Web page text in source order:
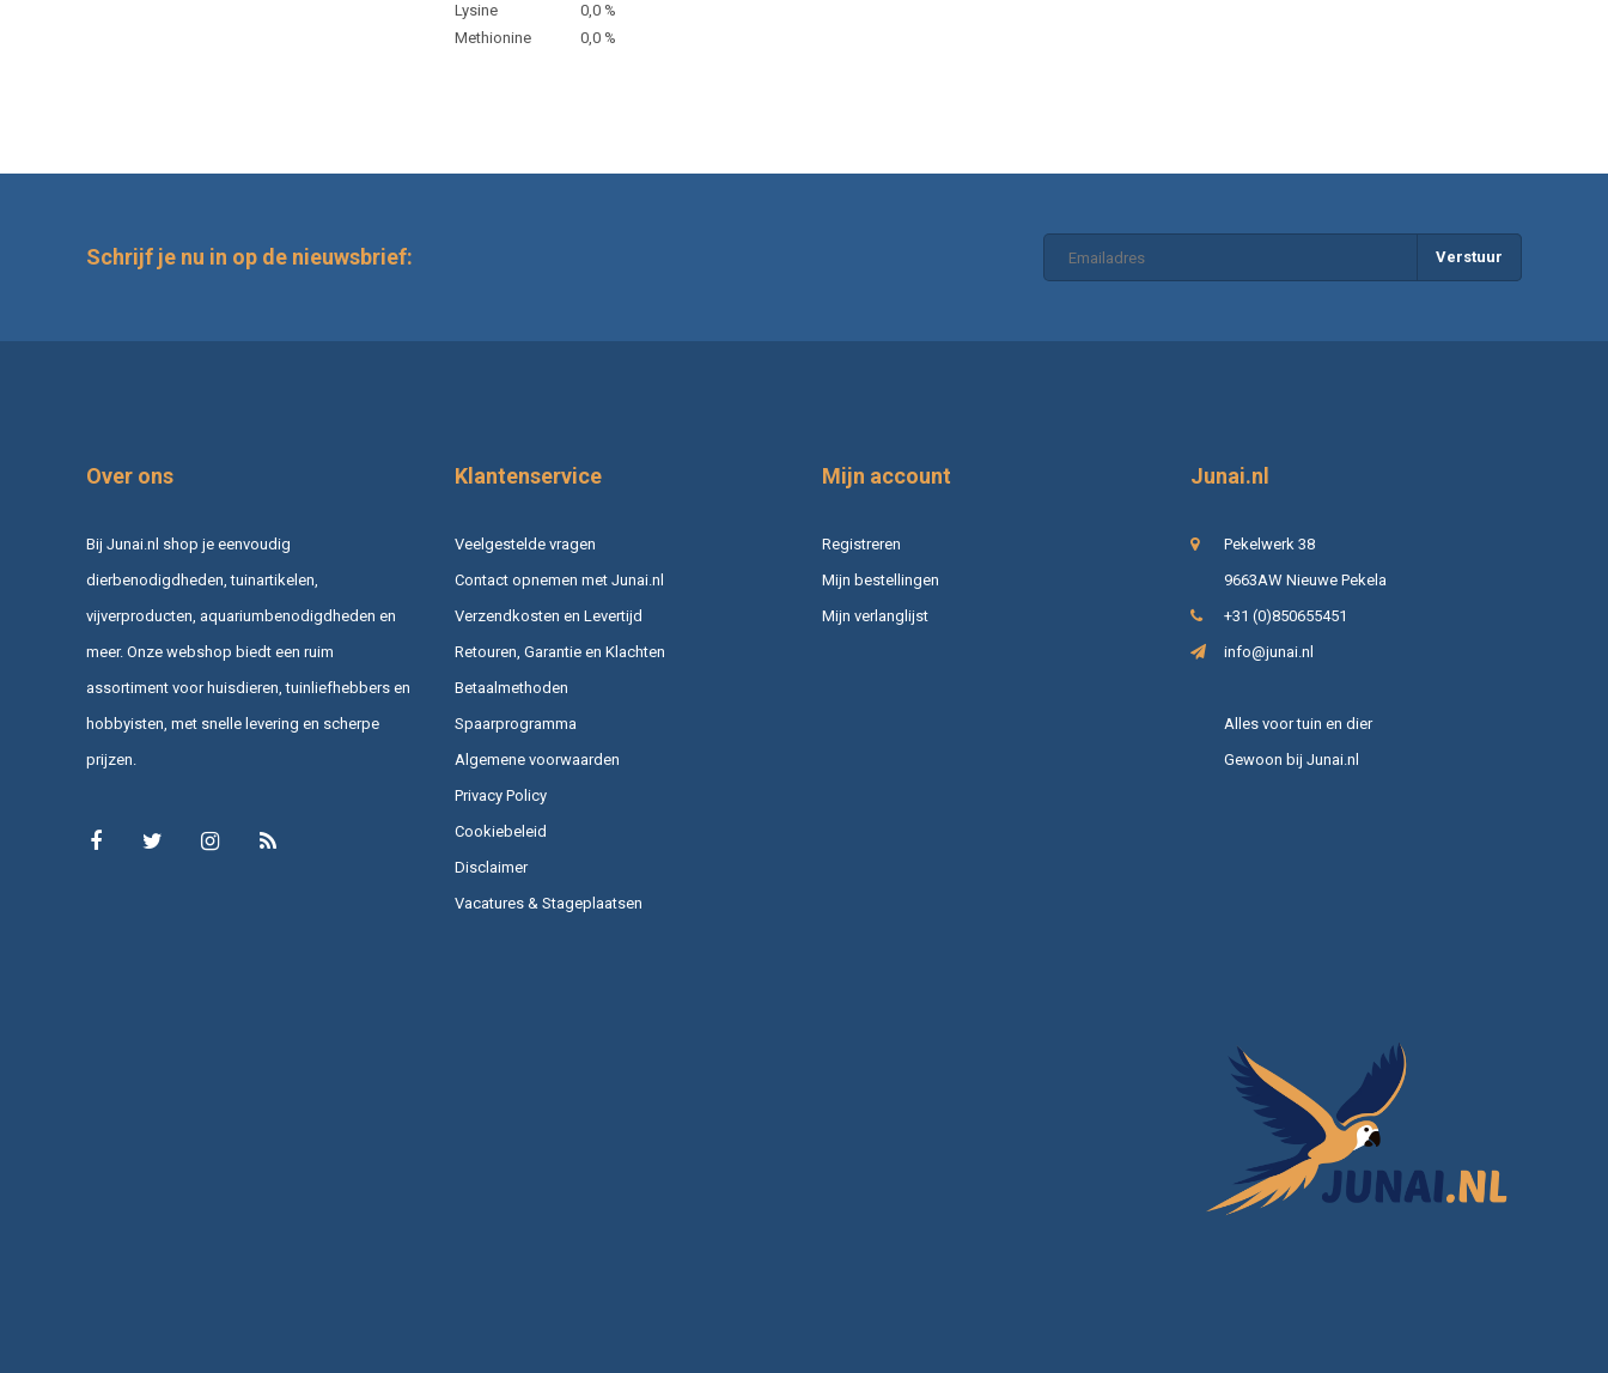
Lysine
0,0 %
Methionine
0,0 %
Schrijf je nu in op de nieuwsbrief: Verstuur
Over ons
Bij Junai.nl shop je eenvoudig
dierbenodigdheden, tuinartikelen,
vijverproducten, aquariumbenodigdheden en
meer. Onze webshop biedt een ruim
assortiment voor huisdieren, tuinliefhebbers en
hobbyisten, met snelle levering en scherpe
prijzen.
Klantenservice
Veelgestelde vragen
Contact opnemen met Junai.nl
Verzendkosten en Levertijd
Retouren, Garantie en Klachten
Betaalmethoden
Spaarprogramma
Algemene voorwaarden
Privacy Policy
Cookiebeleid
Disclaimer
Vacatures & Stageplaatsen
Mijn account
Registreren
Mijn bestellingen
Mijn verlanglijst
Junai.nl
Pekelwerk 38
9663AW Nieuwe Pekela
+31 (0)850655451
info@junai.nl
Alles voor tuin en dier
Gewoon bij Junai.nl